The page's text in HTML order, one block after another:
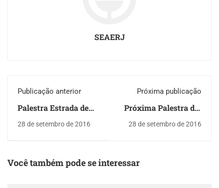
SEAERJ
Publicação anterior
Palestra Estrada de
Jordão
28 de setembro de 2016
Próxima publicação
Próxima Palestra dia
28 de setembro de 2016
Você também pode se interessar